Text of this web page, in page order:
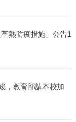
熱防疫措施」公告1
，教育部請本校加